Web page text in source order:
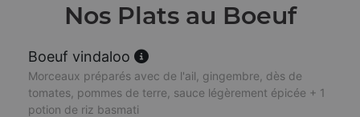
Nos Plats au Boeuf
Boeuf vindaloo
Morceaux préparés avec de l'ail, gingembre, dès de
tomates, pommes de terre, sauce légèrement épicée + 1
potion de riz basmati